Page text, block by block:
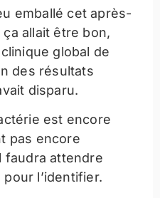
emballé cet après-
allait être bon,
global de
des résultats
disparu.
est encore
pas encore
faudra attendre
l’identifier.